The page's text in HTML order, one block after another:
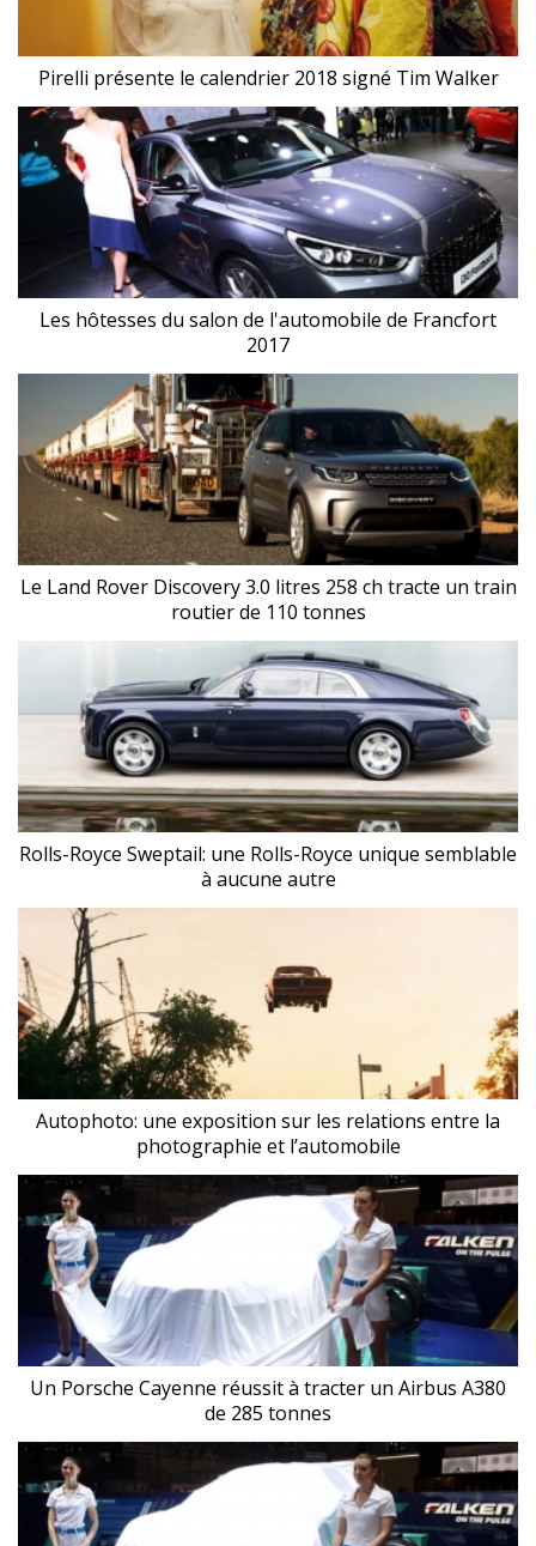
Pirelli présente le calendrier 2018 signé Tim Walker
Les hôtesses du salon de l'automobile de Francfort
2017
Le Land Rover Discovery 3.0 litres 258 ch tracte un train
routier de 110 tonnes
Rolls-Royce Sweptail: une Rolls-Royce unique semblable
à aucune autre
Autophoto: une exposition sur les relations entre la
photographie et l’automobile
Un Porsche Cayenne réussit à tracter un Airbus A380
de 285 tonnes